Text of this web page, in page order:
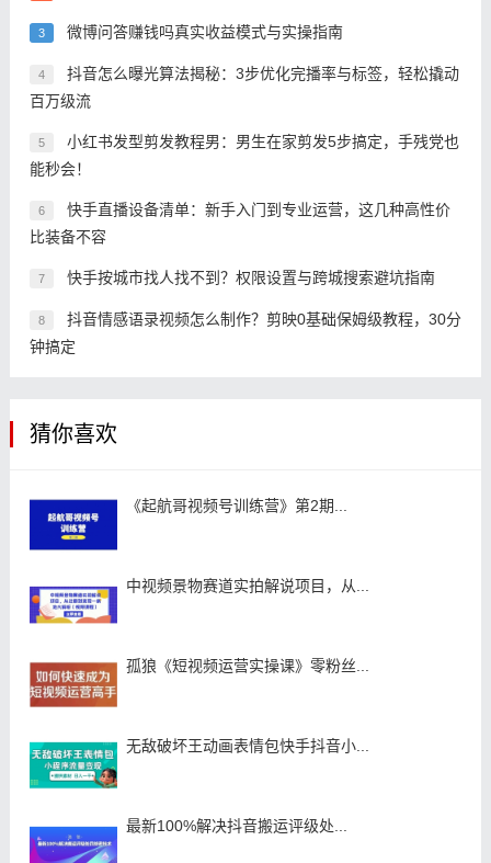
3 微博问答赚钱吗真实收益模式与实操指南
4
抖音怎么曝光算法揭秘：3步优化完播率与标签，轻松撬动
百万级流
5
小红书发型剪发教程男：男生在家剪发5步搞定，手残党也
能秒会！
6
快手直播设备清单：新手入门到专业运营，这几种高性价
比装备不容
7 快手按城市找人找不到？权限设置与跨城搜索避坑指南
8
抖音情感语录视频怎么制作？剪映0基础保姆级教程，30分
钟搞定
猜你喜欢
《起航哥视频号训练营》第2期...
中视频景物赛道实拍解说项目，从...
孤狼《短视频运营实操课》零粉丝...
无敌破坏王动画表情包快手抖音小...
最新100%解决抖音搬运评级处...